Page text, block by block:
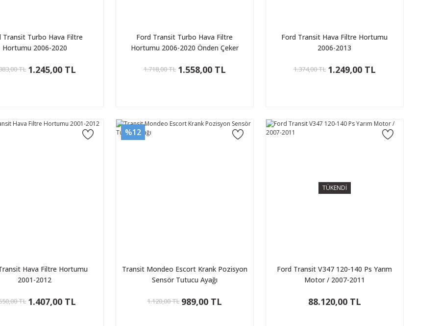
Transit Turbo Hava Filtre
Hortumu 2006-2020
TL 1.245,00 TL
Ford Transit Turbo Hava Filtre
Hortumu 2006-2020 Önden Çeker
1.718,00 TL 1.558,00 TL
Ford Transit Hava Filtre Hortumu
2006-2013
1.374,00 TL 1.249,00 TL
Hava Filtre Hortumu
2001-2012
TL 1.407,00 TL
%12
Transit Mondeo Escort Krank Pozisyon
Sensör Tutucu Ayağı
1.120,00 TL 989,00 TL
TÜKENDİ
Ford Transit V347 120-140 Ps Yarım
Motor / 2007-2011
88.120,00 TL